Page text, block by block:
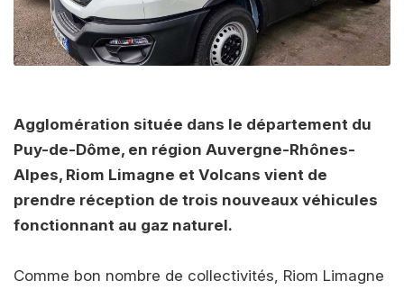
Agglomération située dans le département du
Puy-de-Dôme, en région Auvergne-Rhônes-
Alpes, Riom Limagne et Volcans vient de
prendre réception de trois nouveaux véhicules
fonctionnant au gaz naturel.
Comme bon nombre de collectivités, Riom Limagne